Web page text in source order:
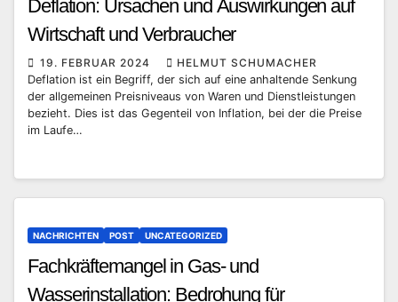
Deflation: Ursachen und Auswirkungen auf
Wirtschaft und Verbraucher
19. FEBRUAR 2024
HELMUT SCHUMACHER
Deflation ist ein Begriff, der sich auf eine anhaltende Senkung
der allgemeinen Preisniveaus von Waren und Dienstleistungen
bezieht. Dies ist das Gegenteil von Inflation, bei der die Preise
im Laufe…
NACHRICHTEN POST UNCATEGORIZED
Fachkräftemangel in Gas- und
Wasserinstallation: Bedrohung für